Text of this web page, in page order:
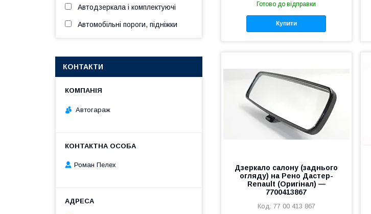
Готово до відправки
Купити
Дзеркало салону (заднього
огляду) на Рено Дастер-
Renault (Оригінал) —
7700413867
77 00 413 867
Автодзеркала і комплектуючі
Автомобільні пороги, підніжки
КОНТАКТИ
Автогараж
Роман Пелех